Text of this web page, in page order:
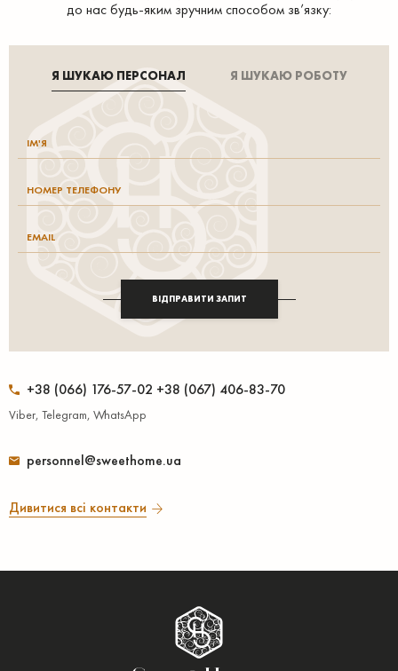
+38 (066) 176-57-02 +38 (067) 406-83-70
Viber, Telegram, WhatsApp
personnel@sweethome.ua
Дивитися всі контакти
до нас будь-яким зручним способом зв’язку:
Я ШУКАЮ ПЕРСОНАЛ Я ШУКАЮ РОБОТУ
ВІДПРАВИТИ ЗАПИТ